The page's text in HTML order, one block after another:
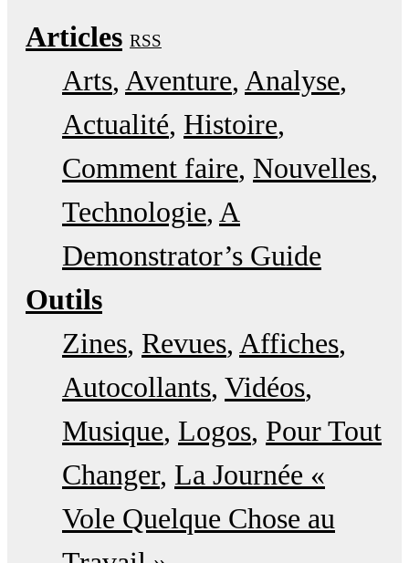
Articles RSS
Arts Aventure Analyse
Actualité Histoire
Comment faire Nouvelles
Technologie A
Demonstrator’s Guide
Outils
Zines Revues Affiches
Autocollants Vidéos
Musique Logos Pour Tout
Changer La Journée «
Vole Quelque Chose au